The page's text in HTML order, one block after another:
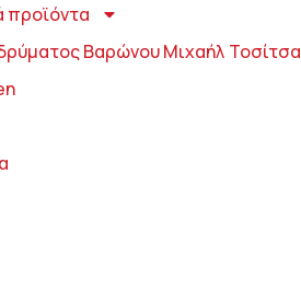
προϊόντα
Βαρώνου Μιχαήλ Τοσίτσα